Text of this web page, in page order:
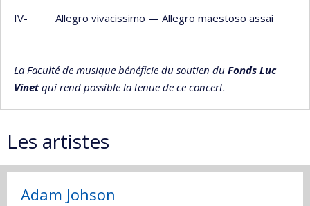
IV- Allegro vivacissimo — Allegro maestoso assai
La Faculté de musique bénéficie du soutien du Fonds Luc
Vinetqui rend possible la tenue de ce concert.
Les artistes
Adam Johson